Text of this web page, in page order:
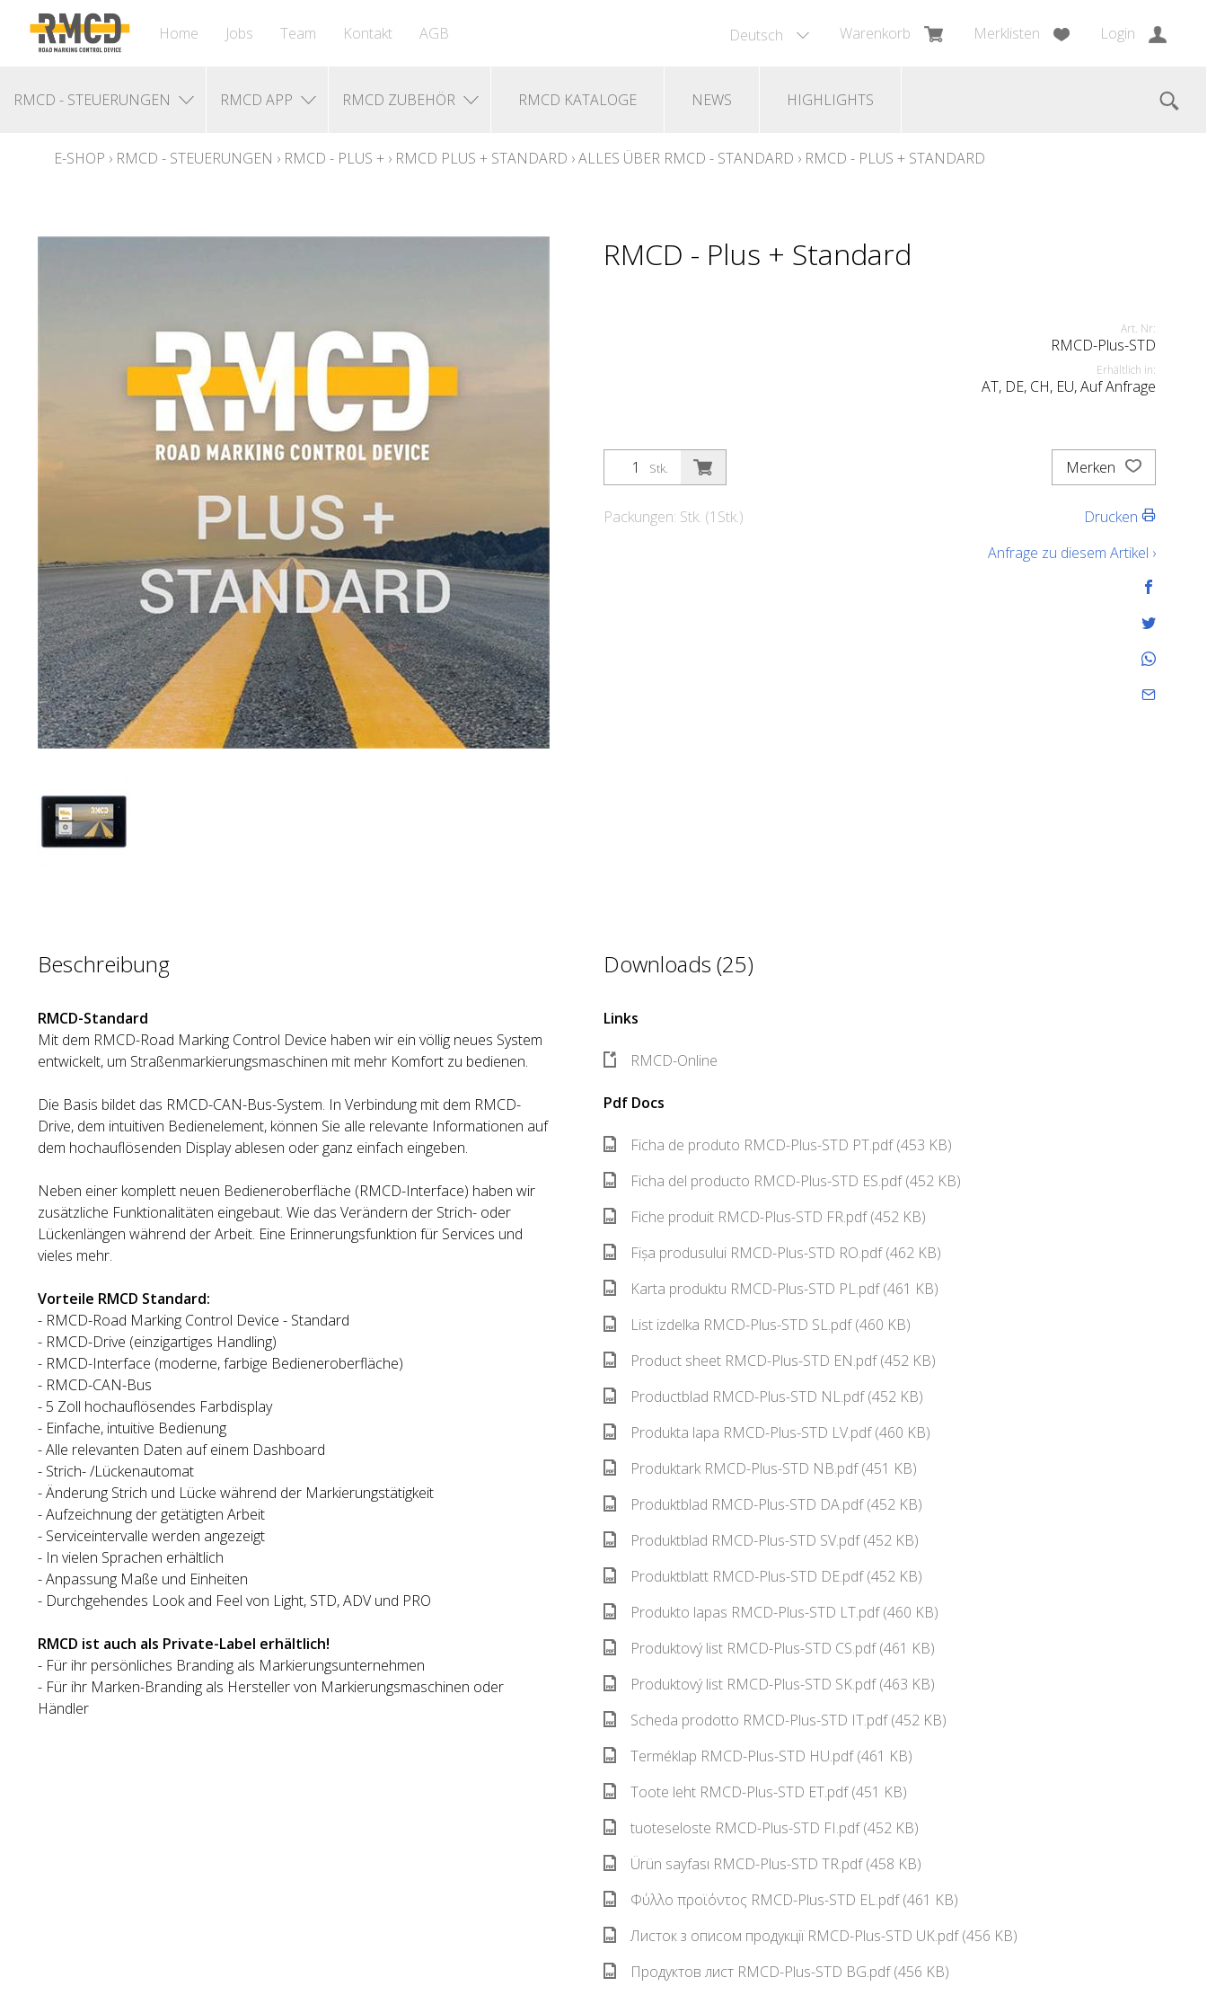
Deutsch Warenkorb Merklisten Login
Home Jobs Team Kontakt AGB
RMCD - STEUERUNGEN RMCD APP RMCD ZUBEHÖR RMCD KATALOGE NEWS HIGHLIGHTS
E-SHOP › RMCD - STEUERUNGEN › RMCD - PLUS + › RMCD PLUS + STANDARD ›ALLES ÜBER RMCD - STANDARD › RMCD - PLUS + STANDARD
RMCD - Plus + Standard
Art. Nr:
RMCD-Plus-STD
Erhältlich in:
AT, DE, CH, EU, Auf Anfrage
Stk.
Packungen: Stk. (1Stk.)
Merken
Drucken
Anfrage zu diesem Artikel ›
Beschreibung
RMCD-Standard
Mit dem RMCD-Road Marking Control Device haben wir ein völlig neues System
entwickelt, um Straßenmarkierungsmaschinen mit mehr Komfort zu bedienen.
Die Basis bildet das RMCD-CAN-Bus-System. In Verbindung mit dem RMCD-
Drive, dem intuitiven Bedienelement, können Sie alle relevante Informationen auf
dem hochauflösenden Display ablesen oder ganz einfach eingeben.
Neben einer komplett neuen Bedieneroberfläche (RMCD-Interface) haben wir
zusätzliche Funktionalitäten eingebaut. Wie das Verändern der Strich- oder
Lückenlängen während der Arbeit. Eine Erinnerungsfunktion für Services und
vieles mehr.
Vorteile RMCD Standard:
- RMCD-Road Marking Control Device - Standard
- RMCD-Drive (einzigartiges Handling)
- RMCD-Interface (moderne, farbige Bedieneroberfläche)
- RMCD-CAN-Bus
- 5 Zoll hochauflösendes Farbdisplay
- Einfache, intuitive Bedienung
- Alle relevanten Daten auf einem Dashboard
- Strich- /Lückenautomat
- Änderung Strich und Lücke während der Markierungstätigkeit
- Aufzeichnung der getätigten Arbeit
- Serviceintervalle werden angezeigt
- In vielen Sprachen erhältlich
- Anpassung Maße und Einheiten
- Durchgehendes Look and Feel von Light, STD, ADV und PRO
RMCD ist auch als Private-Label erhältlich!
- Für ihr persönliches Branding als Markierungsunternehmen
- Für ihr Marken-Branding als Hersteller von Markierungsmaschinen oder
Händler
Downloads (25)
Links
RMCD-Online
Pdf Docs
Ficha de produto RMCD-Plus-STD PT.pdf (453 KB)
Ficha del producto RMCD-Plus-STD ES.pdf (452 KB)
Fiche produit RMCD-Plus-STD FR.pdf (452 KB)
Fișa produsului RMCD-Plus-STD RO.pdf (462 KB)
Karta produktu RMCD-Plus-STD PL.pdf (461 KB)
List izdelka RMCD-Plus-STD SL.pdf (460 KB)
Product sheet RMCD-Plus-STD EN.pdf (452 KB)
Productblad RMCD-Plus-STD NL.pdf (452 KB)
Produkta lapa RMCD-Plus-STD LV.pdf (460 KB)
Produktark RMCD-Plus-STD NB.pdf (451 KB)
Produktblad RMCD-Plus-STD DA.pdf (452 KB)
Produktblad RMCD-Plus-STD SV.pdf (452 KB)
Produktblatt RMCD-Plus-STD DE.pdf (452 KB)
Produkto lapas RMCD-Plus-STD LT.pdf (460 KB)
Produktový list RMCD-Plus-STD CS.pdf (461 KB)
Produktový list RMCD-Plus-STD SK.pdf (463 KB)
Scheda prodotto RMCD-Plus-STD IT.pdf (452 KB)
Terméklap RMCD-Plus-STD HU.pdf (461 KB)
Toote leht RMCD-Plus-STD ET.pdf (451 KB)
tuoteseloste RMCD-Plus-STD FI.pdf (452 KB)
Ürün sayfası RMCD-Plus-STD TR.pdf (458 KB)
Φύλλο προϊόντος RMCD-Plus-STD EL.pdf (461 KB)
Листок з описом продукції RMCD-Plus-STD UK.pdf (456 KB)
Продуктов лист RMCD-Plus-STD BG.pdf (456 KB)